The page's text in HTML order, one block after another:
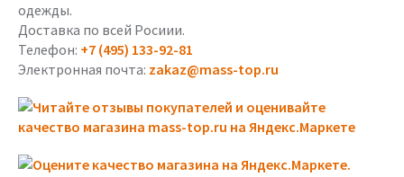
одежды.
Доставка по всей Росиии.
Телефон: +7 (495) 133-92-81
Электронная почта: zakaz@mass-top.ru